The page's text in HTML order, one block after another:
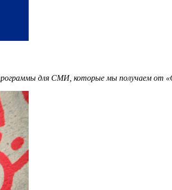
для СМИ, которые мы получаем от